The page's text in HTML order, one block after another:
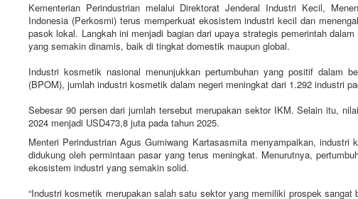
Kementerian Perindustrian melalui Direktorat Jenderal Industri Kecil,
Indonesia (Perkosmi) terus memperkuat ekosistem industri kecil dan
pasok lokal. Langkah ini menjadi bagian dari upaya strategis pemerintah
yang semakin dinamis, baik di tingkat domestik maupun global.
Industri kosmetik nasional menunjukkan pertumbuhan yang positif dalam
(BPOM), jumlah industri kosmetik dalam negeri meningkat dari 1.292 industri
Sebesar 90 persen dari jumlah tersebut merupakan sektor IKM. Selain itu,
2024 menjadi USD473,8 juta pada tahun 2025.
Menteri Perindustrian Agus Gumiwang Kartasasmita menyampaikan,
didukung oleh permintaan pasar yang terus meningkat. Menurutnya,
ekosistem industri yang semakin solid.
“Industri kosmetik merupakan salah satu sektor yang memiliki prospek